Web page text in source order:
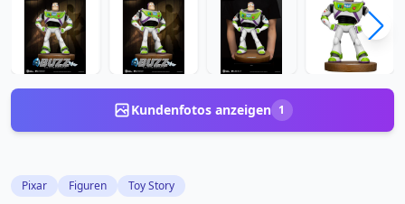
Kundenfotos anzeigen 1
Pixar Figuren Toy Story